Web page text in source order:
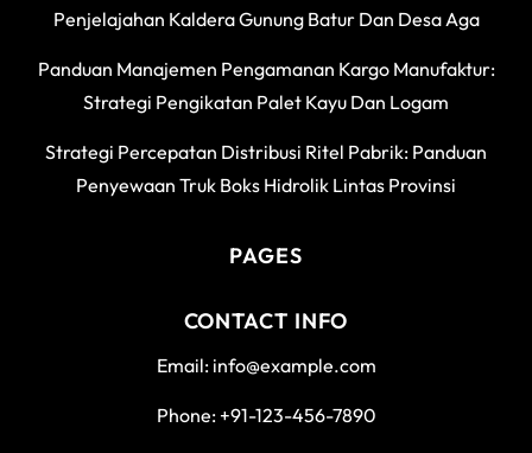
Penjelajahan Kaldera Gunung Batur Dan Desa Aga
Panduan Manajemen Pengamanan Kargo Manufaktur:
Strategi Pengikatan Palet Kayu Dan Logam
Strategi Percepatan Distribusi Ritel Pabrik: Panduan
Penyewaan Truk Boks Hidrolik Lintas Provinsi
PAGES
CONTACT INFO
Email: info@example.com
Phone: +91-123-456-7890